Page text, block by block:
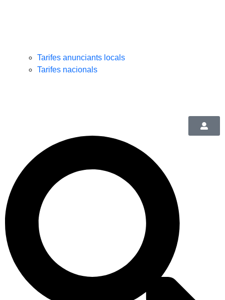
Tarifes anunciants locals
Tarifes nacionals